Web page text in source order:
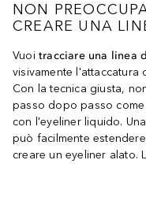
NON
CREARE UNA
Vuoi tracciare una linea
visivamente l'attaccatura
Con la tecnica giusta,
passo dopo passo
con l'eyeliner liquido.
può facilmente
creare un eyeliner alato.